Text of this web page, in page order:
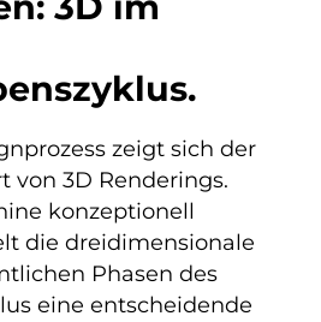
zeigt sich der
von 3D Renderings.
konzeptionell
die dreidimensionale
Phasen des
eine entscheidende